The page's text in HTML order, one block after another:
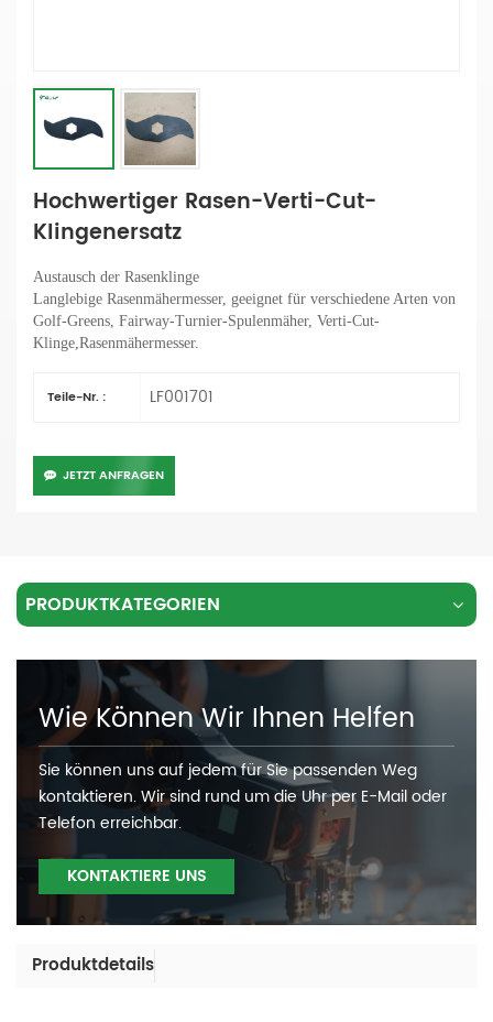
Hochwertiger Rasen-Verti-Cut-
Klingenersatz
Austausch der Rasenklinge
Langlebige Rasenmähermesser, geeignet für verschiedene Arten von
Golf-Greens, Fairway-Turnier-Spulenmäher, Verti-Cut-
Klinge ,Rasenmähermesser.
Teile-Nr. : LF001701
JETZT ANFRAGEN
PRODUKTKATEGORIEN
Wie Können Wir Ihnen Helfen
Sie können uns auf jedem für Sie passenden Weg
kontaktieren. Wir sind rund um die Uhr per E-Mail oder
Telefon erreichbar.
KONTAKTIERE UNS
Produktdetails